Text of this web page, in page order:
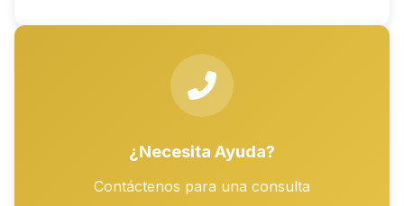
¿Necesita Ayuda?
Contáctenos para una consulta